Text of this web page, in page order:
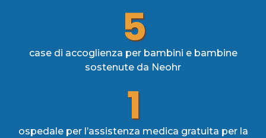
5
case di accoglienza per bambini e bambine
sostenute da Neohr
1
ospedale per l’assistenza medica gratuita per la